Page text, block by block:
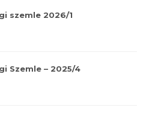
szemle 2026/1
Szemle – 2025/4